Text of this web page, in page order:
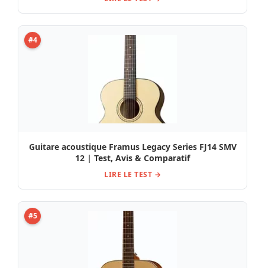
#4
Guitare acoustique Framus Legacy Series FJ14 SMV
12 | Test, Avis & Comparatif
LIRE LE TEST →
#5